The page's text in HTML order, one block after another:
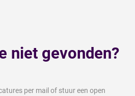
niet gevonden?
per mail of stuur een open